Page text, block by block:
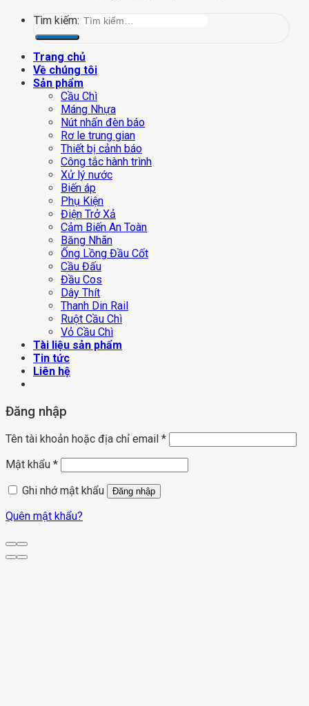
Tìm kiếm:
Trang chủ
Về chúng tôi
Sản phẩm
Cầu Chì
Máng Nhựa
Nút nhấn đèn báo
Rơ le trung gian
Thiết bị cảnh báo
Công tắc hành trình
Xử lý nước
Biến áp
Phụ Kiện
Điện Trở Xả
Cảm Biến An Toàn
Băng Nhãn
Ống Lồng Đầu Cốt
Cầu Đấu
Đầu Cos
Dây Thít
Thanh Din Rail
Ruột Cầu Chì
Vỏ Cầu Chì
Tài liệu sản phẩm
Tin tức
Liên hệ
Đăng nhập
Tên tài khoản hoặc địa chỉ email *
Mật khẩu *
Ghi nhớ mật khẩu
Đăng nhập
Quên mật khẩu?